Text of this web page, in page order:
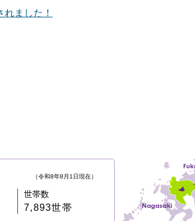
ました！
（令和8年8月1日現在）
世帯数
7,893世帯